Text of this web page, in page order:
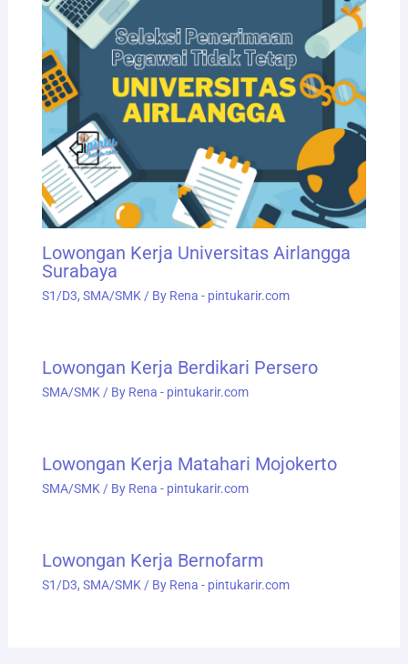
Lowongan Kerja Universitas Airlangga
Surabaya
S1/D3, SMA/SMK / By Rena - pintukarir.com
Lowongan Kerja Berdikari Persero
SMA/SMK / By Rena - pintukarir.com
Lowongan Kerja Matahari Mojokerto
SMA/SMK / By Rena - pintukarir.com
Lowongan Kerja Bernofarm
S1/D3, SMA/SMK / By Rena - pintukarir.com